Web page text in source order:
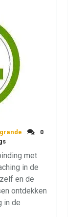
0
met
in de
en de
ontdekken
in de